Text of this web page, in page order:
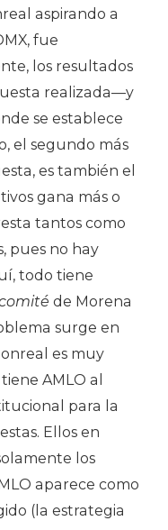
aspirando a
fue
los resultados
realizada—y
se establece
el segundo más
es también el
gana más o
tantos como
pues no hay
todo tiene
de Morena
surge en
es muy
AMLO al
para la
Ellos en
los
aparece como
(la estrategia